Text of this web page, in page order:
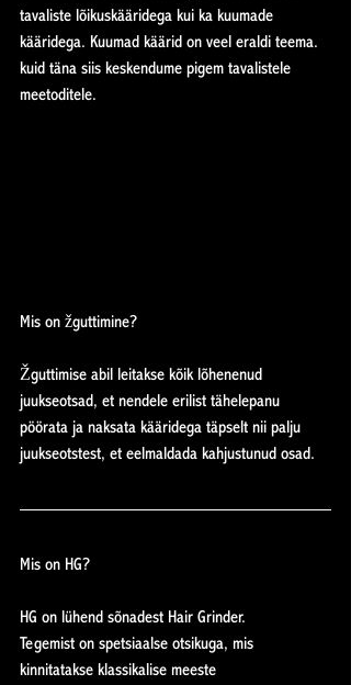
tavaliste lõikuskääridega kui ka kuumade
kääridega. Kuumad käärid on veel eraldi teema.
kuid täna siis keskendume pigem tavalistele
meetoditele.
Mis on žguttimine?
Žguttimise abil leitakse kõik lõhenenud
juukseotsad, et nendele erilist tähelepanu
pöörata ja naksata kääridega täpselt nii palju
juukseotstest, et eelmaldada kahjustunud osad.
Mis on HG?
HG on lühend sõnadest Hair Grinder.
Tegemist on spetsiaalse otsikuga, mis
kinnitatakse klassikalise meeste